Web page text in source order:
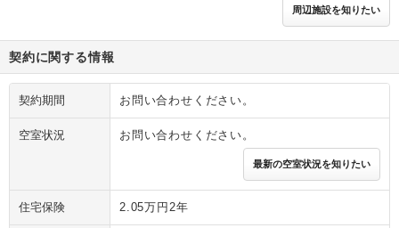
周辺施設を知りたい
契約に関する情報
契約期間 お問い合わせください。
空室状況 お問い合わせください。
最新の空室状況を知りたい
住宅保険 2.05万円2年